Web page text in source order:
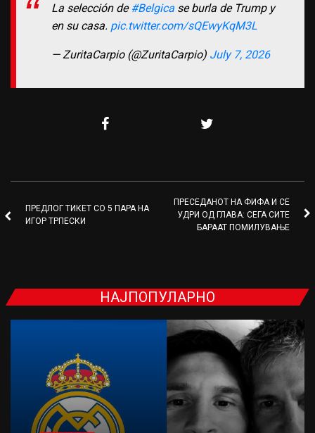
La selección de#Belgica se burla de Trump y
en su casa. pic.twitter.com/sQEwyKqM3L
— ZuritaCarpio (@ZuritaCarpio) July 7, 2026
ПРЕДЛОГ ТИКЕТ СО 5 ПАРА НА
ИГОР ТРПЕСКИ
ПРЕСЕДАНОТ НА ФИФА И СЕ
УДРИ ОД ГЛАВА: СЕГА СИТЕ
БАРААТ ПОМИЛУВАЊЕ
НАЈПОПУЛАРНО